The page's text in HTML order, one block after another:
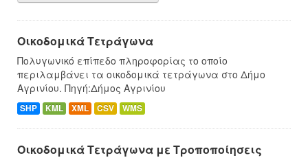
Οικοδομικά Τετράγωνα
Πολυγωνικό επίπεδο πληροφορίας το οποίο
περιλαμβάνει τα οικοδομικά τετράγωνα στο Δήμο
Αγρινίου. Πηγή:Δήμος Αγρινίου
SHP KML XML CSV WMS
Οικοδομικά Τετράγωνα με Τροποποίησεις